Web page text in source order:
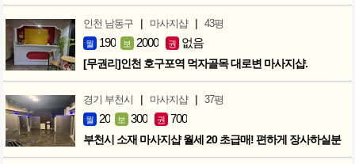
인천 남동구 | 마사지샵 | 43평
월 190 보 2000 권 없음
[무권리]인천 호구포역 먹자골목 대로변 마사지샵.
경기 부천시 | 마사지샵 | 37평
월 20 보 300 권 700
부천시 소재 마사지샵 월세 20 초급매! 편하게 장사하실분